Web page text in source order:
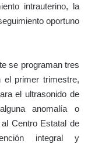
intrauterino, la
oportuno
se programan tres
el primer trimestre,
el ultrasonido de
anomalía o
Centro Estatal de
integral y